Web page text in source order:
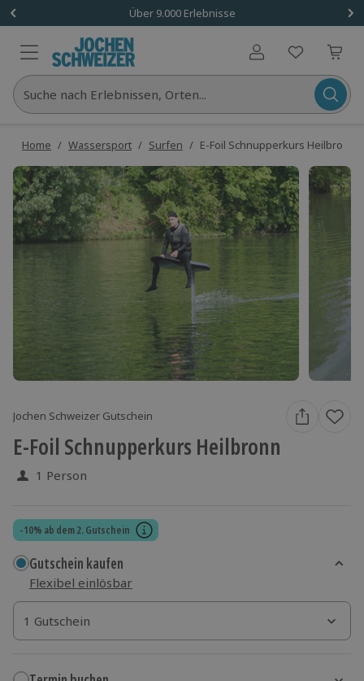
Über 9.000 Erlebnisse
Benutzerkonto
Suche nach Erlebnissen, Orten...
Home / Wassersport / Surfen / E-Foil Schnupperkurs Heilbronn
Jochen Schweizer Gutschein
E-Foil Schnupperkurs Heilbronn
1 Person
-10% ab dem 2. Gutschein
Gutschein kaufen
Flexibel einlösbar
1 Gutschein
1 Gutschein
1 Gutschein